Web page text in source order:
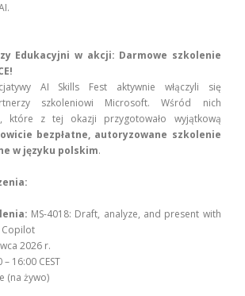
Edukacyjni w akcji: Darmowe szkolenie
AI Skills Fest aktywnie włączyli się
szkoleniowi Microsoft. Wśród nich
, które z tej okazji przygotowało wyjątkową
bezpłatne, autoryzowane szkolenie
w języku polskim.
MS-4018: Draft, analyze, and present with
Copilot
2026 r.
– 16:00 CEST
(na żywo)